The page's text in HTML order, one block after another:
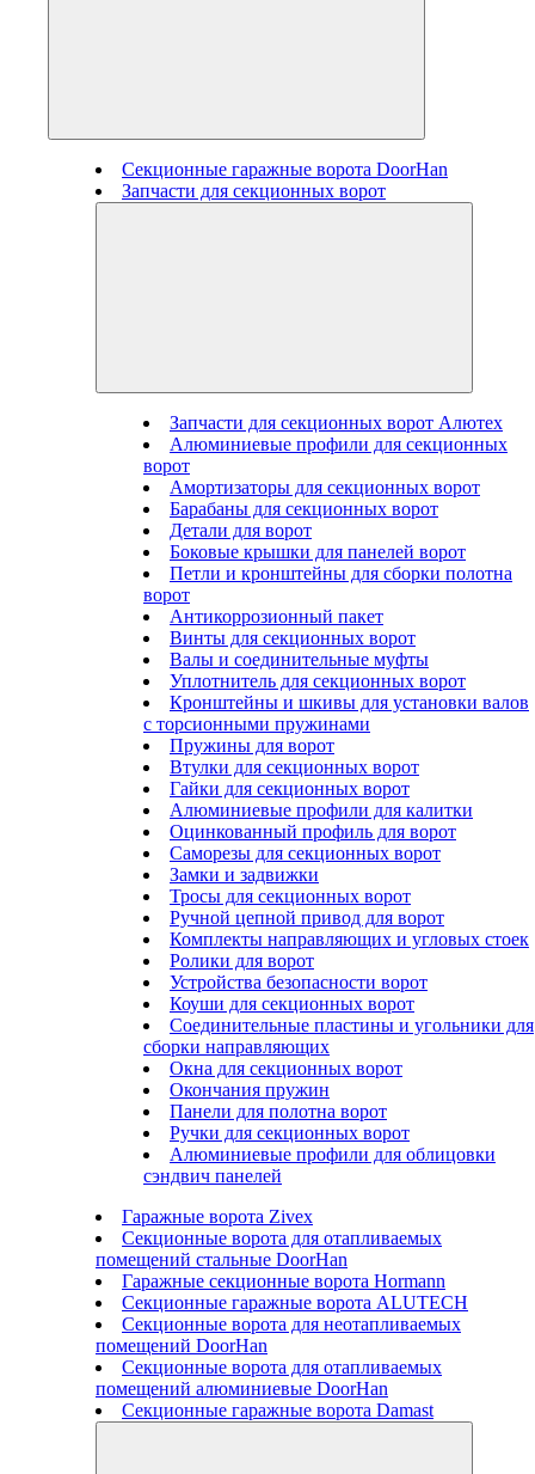
Секционные гаражные ворота DoorHan
Запчасти для секционных ворот
Запчасти для секционных ворот Алютех
Алюминиевые профили для секционных
ворот
Амортизаторы для секционных ворот
Барабаны для секционных ворот
Детали для ворот
Боковые крышки для панелей ворот
Петли и кронштейны для сборки полотна
ворот
Антикоррозионный пакет
Винты для секционных ворот
Валы и соединительные муфты
Уплотнитель для секционных ворот
Кронштейны и шкивы для установки валов
с торсионными пружинами
Пружины для ворот
Втулки для секционных ворот
Гайки для секционных ворот
Алюминиевые профили для калитки
Оцинкованный профиль для ворот
Саморезы для секционных ворот
Замки и задвижки
Тросы для секционных ворот
Ручной цепной привод для ворот
Комплекты направляющих и угловых стоек
Ролики для ворот
Устройства безопасности ворот
Коуши для секционных ворот
Соединительные пластины и угольники для
сборки направляющих
Окна для секционных ворот
Окончания пружин
Панели для полотна ворот
Ручки для секционных ворот
Алюминиевые профили для облицовки
сэндвич панелей
Гаражные ворота Zivex
Секционные ворота для отапливаемых
помещений стальные DoorHan
Гаражные секционные ворота Hormann
Секционные гаражные ворота ALUTECH
Секционные ворота для неотапливаемых
помещений DoorHan
Секционные ворота для отапливаемых
помещений алюминиевые DoorHan
Секционные гаражные ворота Damast